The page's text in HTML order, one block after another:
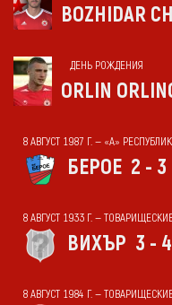
BOZHIDAR
ДЕНЬ РОЖДЕНИЯ
ORLIN
8 АВГУСТ 1987 Г. — «А»
БЕРОЕ 2 - 3
8 АВГУСТ 1933 Г. —
ВИХЪР 3 - 4
8 АВГУСТ 1984 Г. —